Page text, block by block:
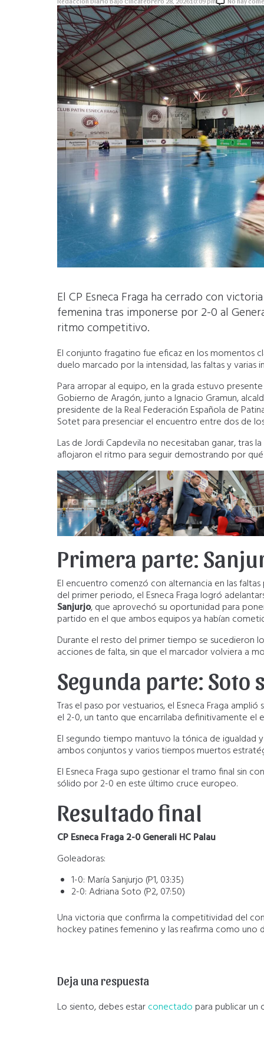
El CP Esneca Fraga ha cerrado con
femenina tras imponerse por 2-0 al
ritmo competitivo.
El conjunto fragatino fue eficaz en los momentos
duelo marcado por la intensidad, las faltas y
Para arropar al equipo, en la grada estuvo
Gobierno de Aragón, junto a Ignacio Gramun,
presidente de la Real Federación Española de
Sotet para presenciar el encuentro entre dos de
Las de Jordi Capdevila no necesitaban ganar, tras
aflojaron el ritmo para seguir demostrando por
Primera parte:
El encuentro comenzó con alternancia en las
del primer periodo, el Esneca Fraga logró
Sanjurjo, que aprovechó su oportunidad para
partido en el que ambos equipos ya habían
Durante el resto del primer tiempo se sucedieron
acciones de falta, sin que el marcador volviera a
Segunda parte: Soto
Tras el paso por vestuarios, el Esneca Fraga
el 2-0, un tanto que encarrilaba definitivamente el
El segundo tiempo mantuvo la tónica de igualdad
ambos conjuntos y varios tiempos muertos
El Esneca Fraga supo gestionar el tramo final sin
sólido por 2-0 en este último cruce europeo.
Resultado final
CP Esneca Fraga 2-0 Generali HC Palau
Goleadoras:
1-0: María Sanjurjo (P1, 03:35)
2-0: Adriana Soto (P2, 07:50)
Una victoria que confirma la competitividad del
hockey patines femenino y las reafirma como uno
Deja una respuesta
Lo siento, debes estarconectado para publicar un